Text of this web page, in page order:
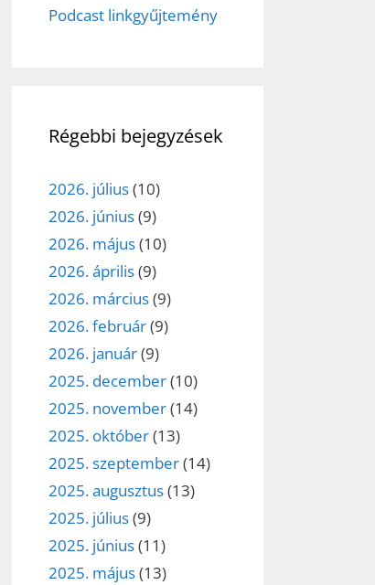
Podcast linkgyűjtemény
Régebbi bejegyzések
2026. július(10)
2026. június(9)
2026. május(10)
2026. április(9)
2026. március(9)
2026. február(9)
2026. január(9)
2025. december(10)
2025. november(14)
2025. október(13)
2025. szeptember(14)
2025. augusztus(13)
2025. július(9)
2025. június(11)
2025. május(13)